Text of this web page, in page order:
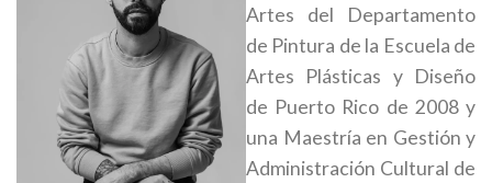
Artes del Departamento
de Pintura de la Escuela de
Artes Plásticas y Diseño
de Puerto Rico de 2008 y
una Maestría en Gestión y
Administración Cultural de